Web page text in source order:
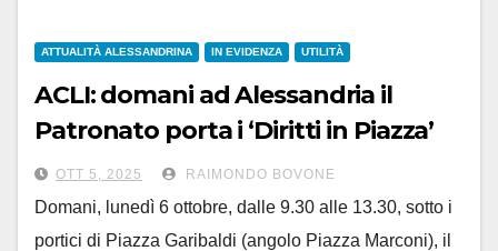
ATTUALITÀ ALESSANDRINA IN EVIDENZA UTILITÀ
ACLI: domani ad Alessandria il
Patronato porta i ‘Diritti in Piazza’
per festeggiare gli 80 anni
OTT 5, 2025 RAIMONDO BOVONE
Domani, lunedì 6 ottobre, dalle 9.30 alle 13.30, sotto i
portici di Piazza Garibaldi (angolo Piazza Marconi), il